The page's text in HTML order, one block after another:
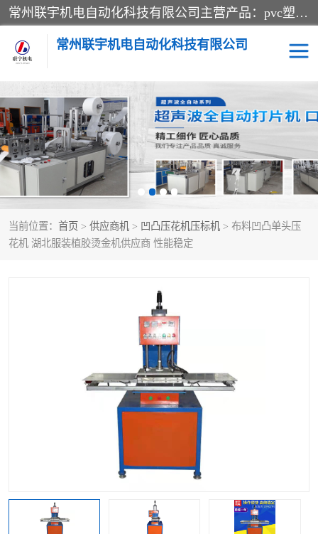
常州联宇机电自动化科技有限公司主营产品：pvc塑料焊机、高频热合机、软膜天花压边机、服装布料凹凸压花机、布料3d压印设备、服装植胶设备、超声波布料花边机、无纺布热合机、全自动压花机。
常州联宇机电自动化科技有限公司
当前位置： 首页 > 供应商机 > 凹凸压花机压标机 > 布料凹凸单头压
花机 湖北服装植胶烫金机供应商 性能稳定
压花定型机以及压花模具 超声波热合机
高频热合机 超声波花边机
超声波复合压花机 凹凸压花机压标机
3040凹凸压花机 双头服装凹凸压花机
海绵产品成型机